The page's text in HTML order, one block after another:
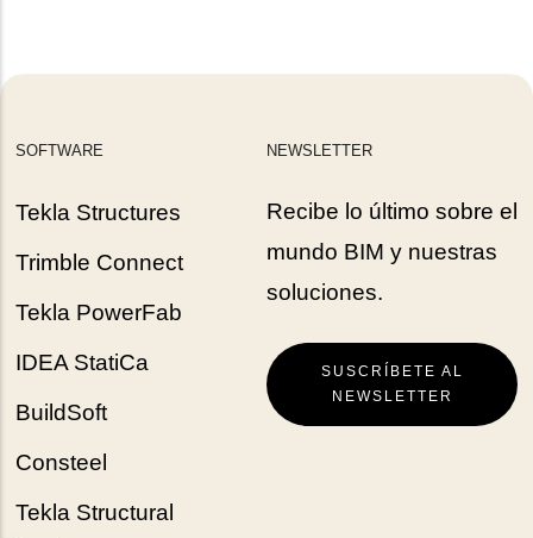
SOFTWARE
Tekla Structures
Trimble Connect
Tekla PowerFab
IDEA StatiCa
BuildSoft
Consteel
Tekla Structural
NEWSLETTER
Recibe lo último sobre el
mundo BIM y nuestras
soluciones.
SUSCRÍBETE AL
NEWSLETTER